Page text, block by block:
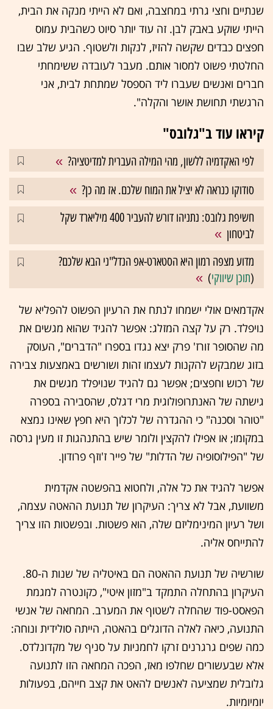
שנתיים וחצי גרתי במחצבה, ואם לא הייתי מנקה את הבית,
הייתי שוקע באבק לבן. זה עוד יותר סיוט כשהבית עמוס
חפצים כבדים שקשה להזיז, לנקות ולשטוף. הגיע שלב שבו
החלטתי פשוט למסור אותם. מעבר לעובדה ששימחתי
חברים ואנשים שעברו ליד הספסל שמתחת לבית, אני
הרגשתי תחושת אושר והקלה".
קיראו עוד ב"גלובס"
לפי האקדמיה ללשון, מהי המילה העברית למדיטציה?
סודוקו כנראה לא יציל את המוח שלכם. אז מה כן?
חשיפת גלובס: נתניהו דורש להעביר 400 מיליארד שקל
לביטחון
מדוע מצפה רמון היא הסטארט-אפ הנדל"ני הבא שלכם?
(תוכן שיווקי)
אקדמאים אולי ישמחו לנתח את הרעיון הפשוט להפליא של
נויפלד. רק על קצה המזלג: אפשר להגיד שהוא מגשים את
מה שהסופר זורז' פרק יצא נגדו בספרו "הדברים", העוסק
בזוג שמבקש להקנות לעצמו זהות ושורשים באמצעות צבירה
של רכוש וחפצים; אפשר גם להגיד שנויפלד מגשים את
גישתה של האנתרופולוגית מרי דגלס, שהסבירה בספרה
"טוהר וסכנה" כי ההגדרה של לכלוך היא חפץ שאינו נמצא
במקומו; או אפילו להקצין ולומר שיש בהתנהגות זו מעין גרסה
של "הפילוסופיה של הדלות" של פייר ז'וזף פרודון.
אפשר להגיד את כל אלה, ולחטוא בהפשטה אקדמית
משוועת, אבל לא צריך: העיקרון של תנועת ההאטה עצמה,
ושל רעיון המינימליזם שלה, הוא פשטות. ובפשטות הזו צריך
להתייחס אליה.
שורשיה של תנועת ההאטה הם באיטליה של שנות ה-80.
העיקרון בהתחלה התמקד ב"מזון איטי", כקונטרה למגמת
הפאסט-פוד שהחלה לשטוף את המערב. המחאה של אנשי
התנועה, כיאה לאלה הדוגלים בהאטה, הייתה סולידית ונוחה:
כמה שפים גרגרנים זרקו לחמניות על סניף של מקדונלדס.
אלא שבעשורים שחלפו מאז, הפכה המחאה הזו לתנועה
גלובלית שמציעה לאנשים להאט את קצב חייהם, בפעולות
יומיומיות.